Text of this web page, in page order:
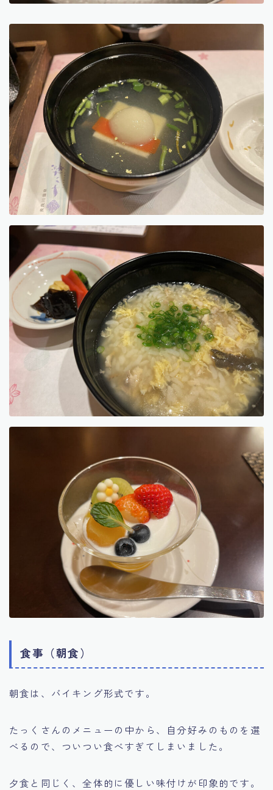
食事（朝食）
朝食は、バイキング形式です。
たっくさんのメニューの中から、自分好みのものを選
べるので、ついつい食べすぎてしまいました。
夕食と同じく、全体的に優しい味付けが印象的です。